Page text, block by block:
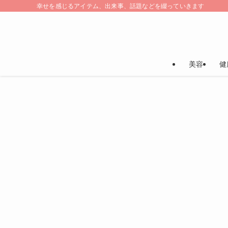
幸せを感じるアイテム、出来事、話題などを綴っていきます
美容 健